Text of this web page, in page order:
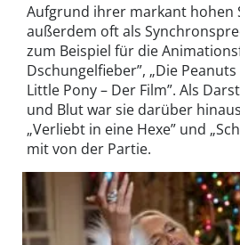
Aufgrund ihrer markant hohen
außerdem oft als
zum Beispiel für die
Dschungelfieber”, „Die
Little Pony – Der Film”. Als
und Blut war sie darüber
„Verliebt in eine Hexe” und
mit von der Partie.